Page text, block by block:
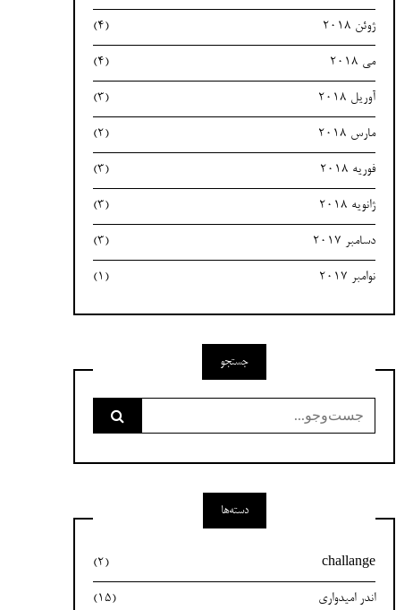
ژوئن 2018 (4)
می 2018 (4)
آوریل 2018 (3)
مارس 2018 (2)
فوریه 2018 (3)
ژانویه 2018 (3)
دسامبر 2017 (3)
نوامبر 2017 (1)
جستجو
برای:
دسته‌ها
challange
(2)
اندر امیدواری (15)